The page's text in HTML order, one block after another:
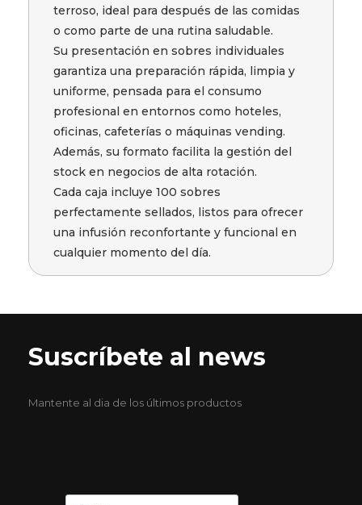
terroso, ideal para después de las comidas
o como parte de una rutina saludable.
Su presentación en sobres individuales
garantiza una preparación rápida, limpia y
uniforme, pensada para el consumo
profesional en entornos como hoteles,
oficinas, cafeterías o máquinas vending.
Además, su formato facilita la gestión del
stock en negocios de alta rotación.
Cada caja incluye 100 sobres
perfectamente sellados, listos para ofrecer
una infusión reconfortante y funcional en
cualquier momento del día.
Suscríbete al news
Mantente al dia de los últimos productos